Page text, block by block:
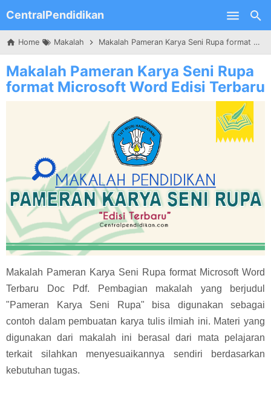
Skip to main content
CentralPendidikan
Home Makalah Makalah Pameran Karya Seni Rupa format Microsoft Word Edisi Terbaru
Makalah Pameran Karya Seni Rupa
format Microsoft Word Edisi Terbaru
Makalah Pameran Karya Seni Rupa format Microsoft Word
Terbaru Doc Pdf. Pembagian makalah yang berjudul
"Pameran Karya Seni Rupa" bisa digunakan sebagai
contoh dalam pembuatan karya tulis ilmiah ini. Materi yang
digunakan dari makalah ini berasal dari mata pelajaran
terkait silahkan menyesuaikannya sendiri berdasarkan
kebutuhan tugas.